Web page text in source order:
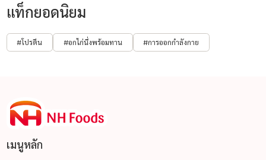
แท็กยอดนิยม
#โปรตีน #อกไก่นึ่งพร้อมทาน #การออกกำลังกาย
เมนูหลัก